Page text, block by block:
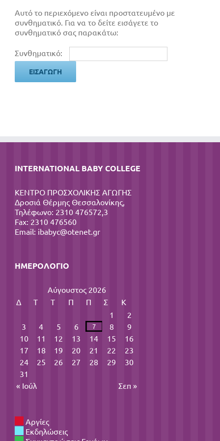
Αυτό το περιεχόμενο είναι προστατευμένο με
συνθηματικό. Για να το δείτε εισάγετε το
συνθηματικό σας παρακάτω:
Συνθηματικό:
INTERNATIONAL BABY COLLEGE
ΚΕΝΤΡΟ ΠΡΟΣΧΟΛΙΚΗΣ ΑΓΩΓΗΣ
Δροσιά Θέρμης Θεσσαλονίκης,
Τηλέφωνο: 2310 476572,3
Fax: 2310 476560
Email: ibabyc@otenet.gr
ΗΜΕΡΟΛΌΓΙΟ
Αύγουστος 2026
Δ
Τ Τ Π Π Σ
Κ
1
2
3
4 5 6 7 8
9
10
11 12 13 14 15
16
17
18 19 20 21 22
23
24
25 26 27 28 29
30
31
« Ιούλ
Σεπ »
Αργίες
Εκδηλώσεις